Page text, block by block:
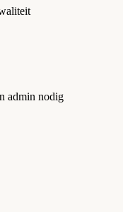
admin nodig